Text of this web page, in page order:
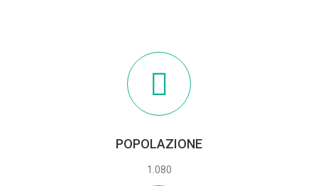
POPOLAZIONE
1.080